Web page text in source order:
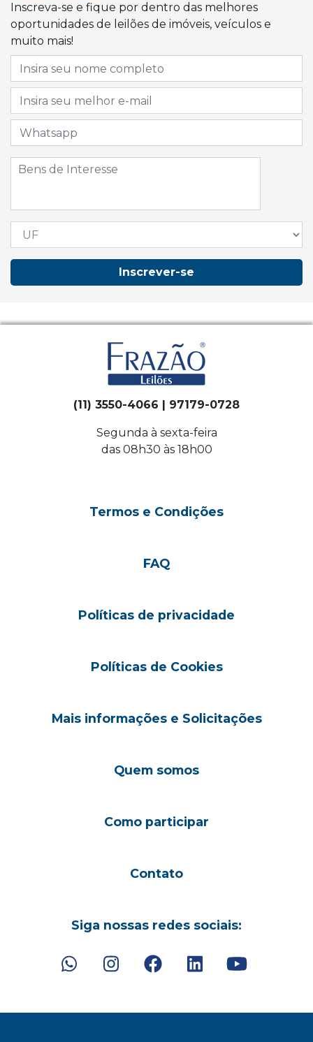
Inscreva-se e fique por dentro das melhores
oportunidades de leilões de imóveis, veículos e
muito mais!
Inscrever-se
(11) 3550-4066 | 97179-0728
Segunda à sexta-feira
das 08h30 às 18h00
Termos e Condições
FAQ
Políticas de privacidade
Políticas de Cookies
Mais informações e Solicitações
Quem somos
Como participar
Contato
Siga nossas redes sociais: